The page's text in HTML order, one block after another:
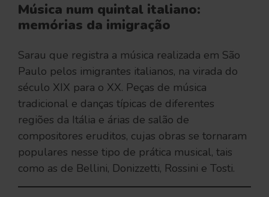
Música num quintal italiano:
memórias da imigração
Sarau que registra a música realizada em São
Paulo pelos imigrantes italianos, na virada do
século XIX para o XX. Peças de música
tradicional e danças típicas de diferentes
regiões da Itália e árias de salão de
compositores eruditos, cujas obras se tornaram
populares nesse tipo de prática musical, tais
como as de Bellini, Donizzetti, Rossini e Tosti.